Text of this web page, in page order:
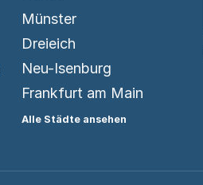
Münster
Dreieich
Neu-Isenburg
Frankfurt am Main
Alle Städte ansehen